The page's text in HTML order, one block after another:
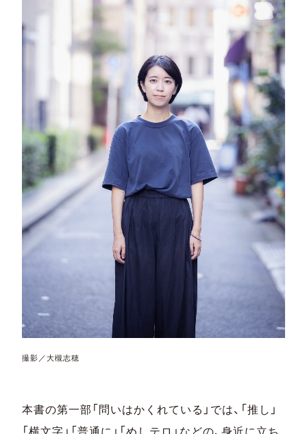
撮影／大槻志穂
本書の第一部「問いはかくれている」では、「推し」
「横文字」「普通に」「めしテロ」などの、身近に立ち